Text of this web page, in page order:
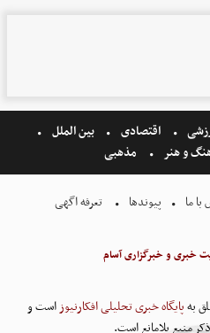
اقتصادی
بین الملل
و هنر مذهبی
ما پیوندها تعرفه اگهی
خبری و خبرگزاری آسام
بهپایگاه خبری تحلیلی افکارنیوزاست و
منبع بلامانع است.